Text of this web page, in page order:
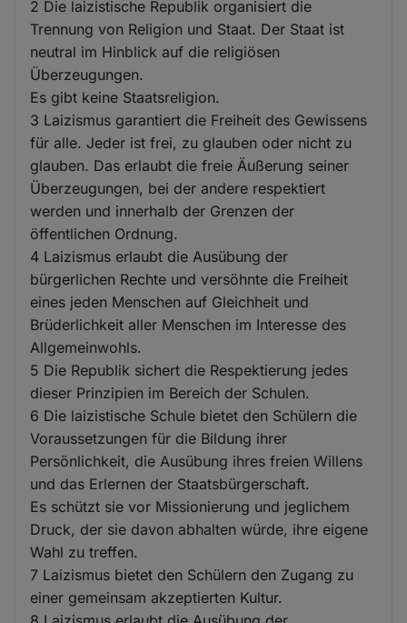
2 Die laizistische Republik organisiert die
Trennung von Religion und Staat. Der Staat ist
neutral im Hinblick auf die religiösen
Überzeugungen.
Es gibt keine Staatsreligion.
3 Laizismus garantiert die Freiheit des Gewissens
für alle. Jeder ist frei, zu glauben oder nicht zu
glauben. Das erlaubt die freie Äußerung seiner
Überzeugungen, bei der andere respektiert
werden und innerhalb der Grenzen der
öffentlichen Ordnung.
4 Laizismus erlaubt die Ausübung der
bürgerlichen Rechte und versöhnte die Freiheit
eines jeden Menschen auf Gleichheit und
Brüderlichkeit aller Menschen im Interesse des
Allgemeinwohls.
5 Die Republik sichert die Respektierung jedes
dieser Prinzipien im Bereich der Schulen.
6 Die laizistische Schule bietet den Schülern die
Voraussetzungen für die Bildung ihrer
Persönlichkeit, die Ausübung ihres freien Willens
und das Erlernen der Staatsbürgerschaft.
Es schützt sie vor Missionierung und jeglichem
Druck, der sie davon abhalten würde, ihre eigene
Wahl zu treffen.
7 Laizismus bietet den Schülern den Zugang zu
einer gemeinsam akzeptierten Kultur.